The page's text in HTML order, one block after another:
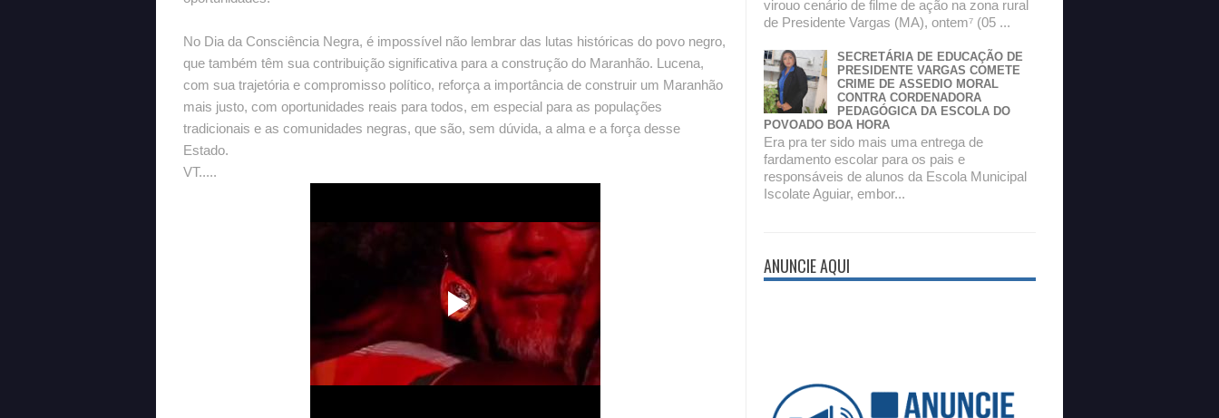
No Dia da Consciência Negra, é impossível não lembrar das lutas históricas do povo negro,
que também têm sua contribuição significativa para a construção do Maranhão. Lucena,
com sua trajetória e compromisso político, reforça a importância de construir um Maranhão
mais justo, com oportunidades reais para todos, em especial para as populações
tradicionais e as comunidades negras, que são, sem dúvida, a alma e a força desse
Estado.
VT.....
virouo cenário de filme de ação na zona rural
de Presidente Vargas (MA), ontem⁷ (05 ...
SECRETÁRIA DE EDUCAÇÃO DE
PRESIDENTE VARGAS COMETE
CRIME DE ASSEDIO MORAL
CONTRA CORDENADORA
PEDAGÓGICA DA ESCOLA DO
POVOADO BOA HORA
Era pra ter sido mais uma entrega de
fardamento escolar para os pais e
responsáveis de alunos da Escola Municipal
Iscolate Aguiar, embor...
ANUNCIE AQUI